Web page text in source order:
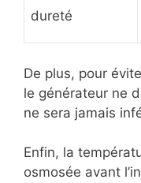
dureté
De plus, pour
le générateur ne
ne sera jamais
Enfin, la
osmosée avant